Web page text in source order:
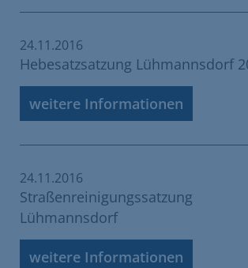
24.11.2016
Hebesatzsatzung Lühmannsdorf
weitere Informationen
24.11.2016
Straßenreinigungssatzung
Lühmannsdorf
weitere Informationen